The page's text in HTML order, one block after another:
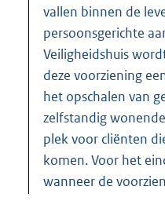
vallen binnen de
persoonsgerichte
Veiligheidshuis
deze voorziening
het opschalen van
zelfstandig
plek voor cliënten
komen. Voor het
wanneer de